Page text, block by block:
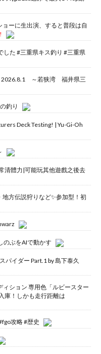
ーに生出演、すると普段は自
た #三重県キス釣り #三重県
2026.8.1 ～若狭湾 福井県三
釣り
Deck Testing! | Yu-Gi-Oh
清體力|可能玩其他遊戲之後去
地方伝説狩りなど✨参加型！初
のぶをAIで動かす
パイダー Part.1 by 島下泰久
ション 専用色「ルビースター
庫！しかも走行距離は
攻略 #歴史